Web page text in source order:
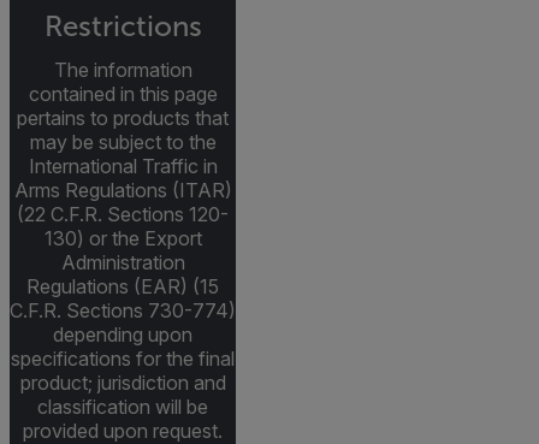
Restrictions
The information
contained in this page
pertains to products that
may be subject to the
International Traffic in
Arms Regulations (ITAR)
(22 C.F.R. Sections 120-
130) or the Export
Administration
Regulations (EAR) (15
C.F.R. Sections 730-774)
depending upon
specifications for the final
product; jurisdiction and
classification will be
provided upon request.